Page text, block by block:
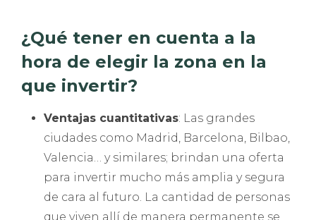
¿Qué tener en cuenta a la
hora de elegir la zona en la
que invertir?
Ventajas cuantitativas: Las grandes
ciudades como Madrid, Barcelona, Bilbao,
Valencia… y similares; brindan una oferta
para invertir mucho más amplia y segura
de cara al futuro. La cantidad de personas
que viven allí de manera permanente se